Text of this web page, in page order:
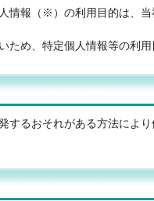
情報（※）の利用目的は、
め、特定個人情報等の利用
するおそれがある方法によ